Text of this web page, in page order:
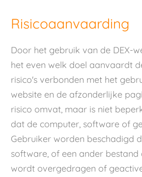
Risicoaanvaarding
Door het gebruik van de DEX-
het even welk doel aanvaardt
risico's verbonden met het
website en de afzonderlijke
risico omvat, maar is niet
dat de computer, software of
Gebruiker worden beschadigd
software, of een ander bestand
wordt overgedragen of